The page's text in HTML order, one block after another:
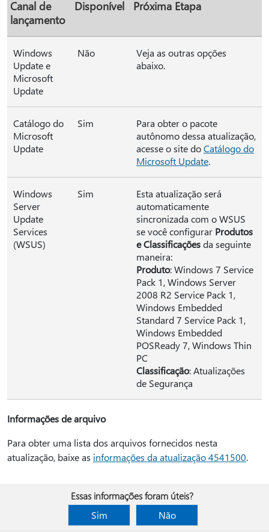
Canal de
lançamento
Disponível Próxima Etapa
Windows
Update e
Microsoft
Update
Não
Veja as outras opções
abaixo.
Catálogo do
Microsoft
Update
Sim
Para obter o pacote
autônomo dessa atualização,
acesse o site doCatálogo do
Microsoft Update.
Windows
Server
Update
Services
(WSUS)
Sim
Esta atualização será
automaticamente
sincronizada com o WSUS
se você configurar Produtos
e Classificaçõesda seguinte
maneira:
Produto: Windows 7 Service
Pack 1, Windows Server
2008 R2 Service Pack 1,
Windows Embedded
Standard 7 Service Pack 1,
Windows Embedded
POSReady 7, Windows Thin
PC
Classificação: Atualizações
de Segurança
Informações de arquivo
Para obter uma lista dos arquivos fornecidos nesta
atualização, baixe as informações da atualização 4541500.
Essas informações foram úteis?
Sim
Não